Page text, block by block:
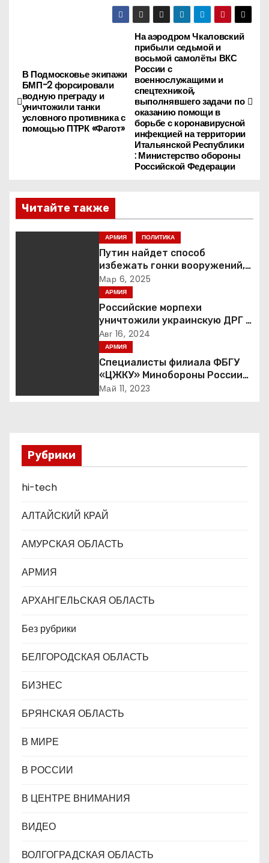
а
в
и
ц
и
и
я
м
На аэродром Чкаловский
прибыли седьмой и
восьмой самолёты ВКС
России с
военнослужащими и
спецтехникой,
выполнявшего задачи по
оказанию помощи в
борьбе с коронавирусной
инфекцией на территории
Итальянской Республики
: Министерство обороны
Российской Федерации
В Подмосковье экипажи
БМП-2 форсировали
водную преграду и
уничтожили танки
условного противника с
помощью ПТРК «Фагот»
Читайте также
АРМИЯ ПОЛИТИКА
Путин найдет способ
избежать гонки вооружений,
заявил пресс-секретарь
Мар 6, 2025
АРМИЯ
Российские морпехи
уничтожили украинскую ДРГ в
Курской области
Авг 16, 2024
АРМИЯ
Специалисты филиала ФБГУ
«ЦЖКУ» Минобороны России
по ЦВО переведены в режим
Май 11, 2023
Рубрики
hi-tech
АЛТАЙСКИЙ КРАЙ
АМУРСКАЯ ОБЛАСТЬ
АРМИЯ
АРХАНГЕЛЬСКАЯ ОБЛАСТЬ
Без рубрики
БЕЛГОРОДСКАЯ ОБЛАСТЬ
БИЗНЕС
БРЯНСКАЯ ОБЛАСТЬ
В МИРЕ
В РОССИИ
В ЦЕНТРЕ ВНИМАНИЯ
ВИДЕО
ВОЛГОГРАДСКАЯ ОБЛАСТЬ